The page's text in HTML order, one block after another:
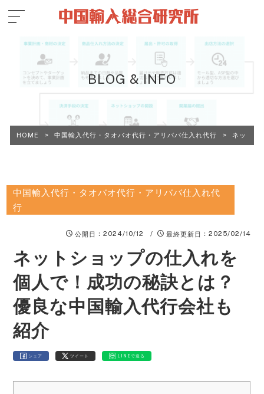
BLOG & INFO
HOME > 中国輸入代行・タオバオ代行・アリババ仕入れ代行 > ネットシ
中国輸入代行・タオバオ代行・アリババ仕入れ代
行
公開日 ：2024/10/12 / 最終更新日 ：2025/02/14
ネットショップの仕入れを
個人で！成功の秘訣とは？
優良な中国輸入代行会社も
紹介
シェア ツイート LINEで送る